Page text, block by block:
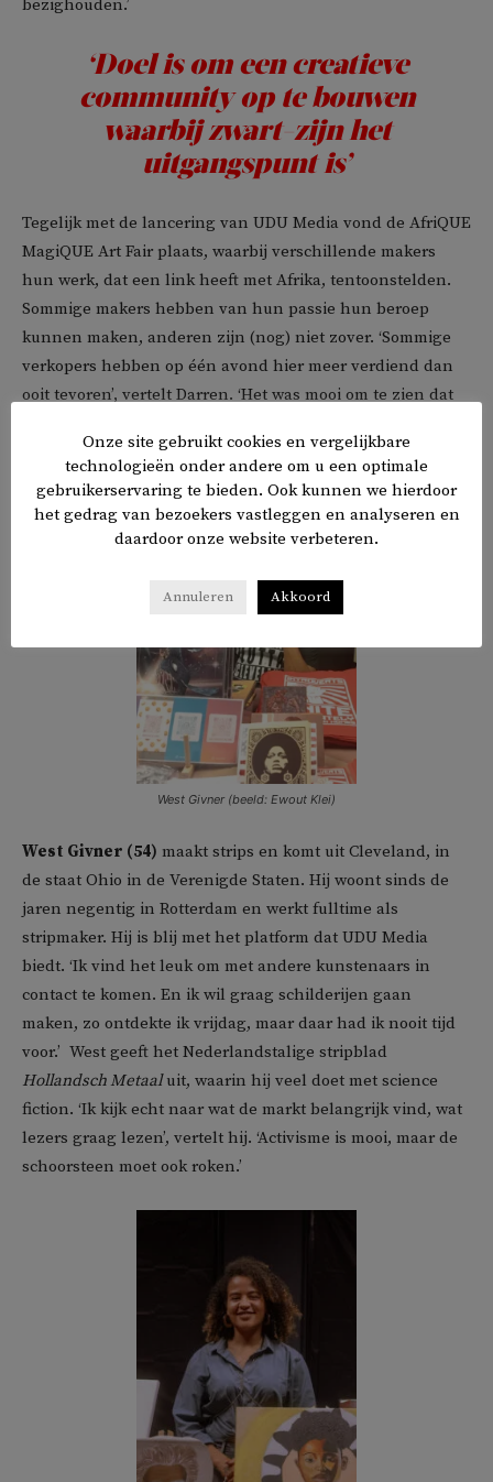
bezighouden.’
‘Doel is om een creatieve
community op te bouwen
waarbij zwart-zijn het
uitgangspunt is’
Tegelijk met de lancering van UDU Media vond de AfriQUE
MagiQUE Art Fair plaats, waarbij verschillende makers
hun werk, dat een link heeft met Afrika, tentoonstelden.
Sommige makers hebben van hun passie hun beroep
kunnen maken, anderen zijn (nog) niet zover. ‘Sommige
verkopers hebben op één avond hier meer verdiend dan
ooit tevoren’, vertelt Darren. ‘Het was mooi om te zien dat
overweg kon. Er zijn nieuwe relaties ontstaan, die zeker
zullen uitgroeien tot vruchtbare samenwerkingen.’
West Givner (beeld: Ewout Klei)
West Givner (54) maakt strips en komt uit Cleveland, in
de staat Ohio in de Verenigde Staten. Hij woont sinds de
jaren negentig in Rotterdam en werkt fulltime als
stripmaker. Hij is blij met het platform dat UDU Media
biedt. ‘Ik vind het leuk om met andere kunstenaars in
contact te komen. En ik wil graag schilderijen gaan
maken, zo ontdekte ik vrijdag, maar daar had ik nooit tijd
voor.’ West geeft het Nederlandstalige stripblad
Hollandsch Metaaluit, waarin hij veel doet met science
fiction. ‘Ik kijk echt naar wat de markt belangrijk vind, wat
lezers graag lezen’, vertelt hij. ‘Activisme is mooi, maar de
schoorsteen moet ook roken.’
Onze site gebruikt cookies en vergelijkbare
technologieën onder andere om u een optimale
gebruikerservaring te bieden. Ook kunnen we hierdoor
het gedrag van bezoekers vastleggen en analyseren en
daardoor onze website verbeteren.
Annuleren Akkoord